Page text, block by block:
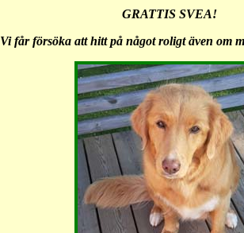
GRATTIS SVEA!
Vi får försöka att hitt på något roligt även om